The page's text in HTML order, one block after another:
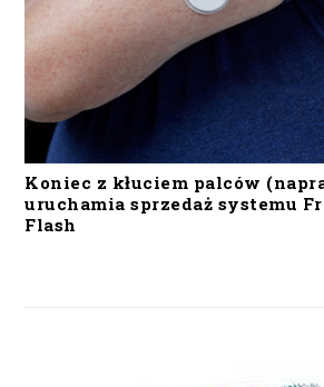
Koniec z kłuciem palców
uruchamia sprzedaż systemu
Flash